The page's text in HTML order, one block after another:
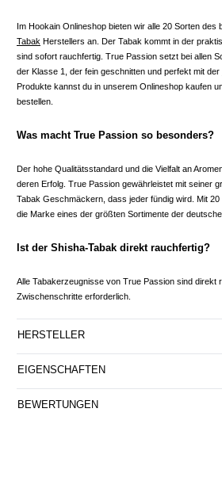
Im Hookain Onlineshop bieten wir alle 20 Sorten des
Tabak Herstellers an. Der Tabak kommt in der
sind sofort rauchfertig. True Passion setzt bei allen
der Klasse 1, der fein geschnitten und perfekt mit der
Produkte kannst du in unserem Onlineshop kaufen
bestellen.
Was macht True Passion so besonders?
Der hohe Qualitätsstandard und die Vielfalt an
deren Erfolg. True Passion gewährleistet mit seiner
Tabak Geschmäckern, dass jeder fündig wird. Mit
die Marke eines der größten Sortimente der
Ist der Shisha-Tabak direkt rauchfertig?
Alle Tabakerzeugnisse von True Passion sind direkt
Zwischenschritte erforderlich.
HERSTELLER
EIGENSCHAFTEN
BEWERTUNGEN